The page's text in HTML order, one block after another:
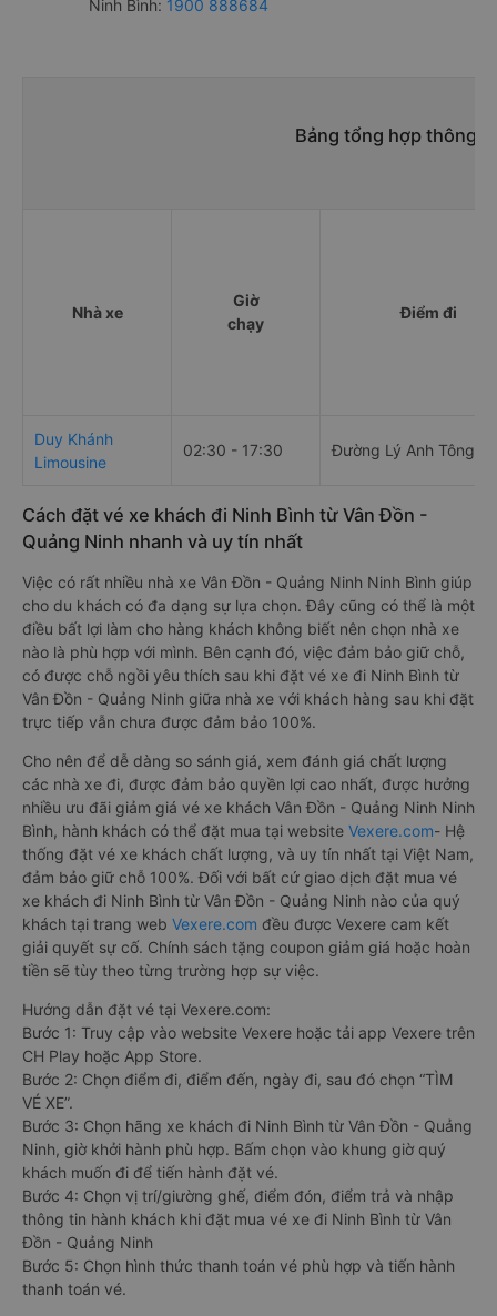
Ninh Bình: 1900 888684
Bảng tổng hợp thông
Nhà xe
Giờ
chạy
Điểm đi
Duy Khánh
Limousine
02:30 - 17:30 Đường Lý Anh Tông
Cách đặt vé xe khách đi Ninh Bình từ Vân Đồn -
Quảng Ninh nhanh và uy tín nhất
Việc có rất nhiều nhà xe Vân Đồn - Quảng Ninh Ninh Bình giúp
cho du khách có đa dạng sự lựa chọn. Đây cũng có thể là một
điều bất lợi làm cho hàng khách không biết nên chọn nhà xe
nào là phù hợp với mình. Bên cạnh đó, việc đảm bảo giữ chỗ,
có được chỗ ngồi yêu thích sau khi đặt vé xe đi Ninh Bình từ
Vân Đồn - Quảng Ninh giữa nhà xe với khách hàng sau khi đặt
trực tiếp vẫn chưa được đảm bảo 100%.
Cho nên để dễ dàng so sánh giá, xem đánh giá chất lượng
các nhà xe đi, được đảm bảo quyền lợi cao nhất, được hưởng
nhiều ưu đãi giảm giá vé xe khách Vân Đồn - Quảng Ninh Ninh
Bình, hành khách có thể đặt mua tại website Vexere.com- Hệ
thống đặt vé xe khách chất lượng, và uy tín nhất tại Việt Nam,
đảm bảo giữ chỗ 100%. Đối với bất cứ giao dịch đặt mua vé
xe khách đi Ninh Bình từ Vân Đồn - Quảng Ninh nào của quý
khách tại trang web Vexere.com đều được Vexere cam kết
giải quyết sự cố. Chính sách tặng coupon giảm giá hoặc hoàn
tiền sẽ tùy theo từng trường hợp sự việc.
Hướng dẫn đặt vé tại Vexere.com:
Bước 1: Truy cập vào website Vexere hoặc tải app Vexere trên
CH Play hoặc App Store.
Bước 2: Chọn điểm đi, điểm đến, ngày đi, sau đó chọn “TÌM
VÉ XE”.
Bước 3: Chọn hãng xe khách đi Ninh Bình từ Vân Đồn - Quảng
Ninh, giờ khởi hành phù hợp. Bấm chọn vào khung giờ quý
khách muốn đi để tiến hành đặt vé.
Bước 4: Chọn vị trí/giường ghế, điểm đón, điểm trả và nhập
thông tin hành khách khi đặt mua vé xe đi Ninh Bình từ Vân
Đồn - Quảng Ninh
Bước 5: Chọn hình thức thanh toán vé phù hợp và tiến hành
thanh toán vé.